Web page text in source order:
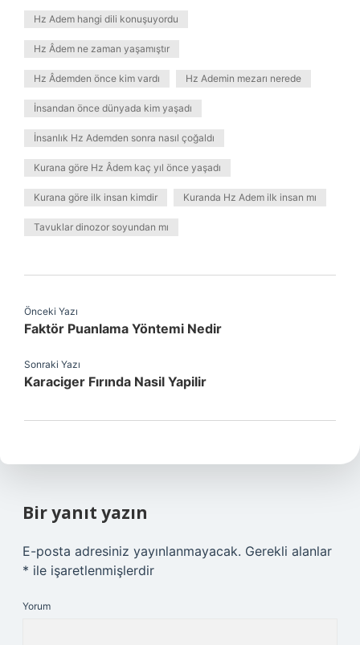
Hz Adem hangi dili konuşuyordu
Hz Âdem ne zaman yaşamıştır
Hz Âdemden önce kim vardı Hz Ademin mezarı nerede
İnsandan önce dünyada kim yaşadı
İnsanlık Hz Ademden sonra nasıl çoğaldı
Kurana göre Hz Âdem kaç yıl önce yaşadı
Kurana göre ilk insan kimdir Kuranda Hz Adem ilk insan mı
Tavuklar dinozor soyundan mı
Önceki Yazı
Faktör Puanlama Yöntemi Nedir
Sonraki Yazı
Karaciger Fırında Nasil Yapilir
Bir yanıt yazın
E-posta adresiniz yayınlanmayacak. Gerekli alanlar
* ile işaretlenmişlerdir
Yorum